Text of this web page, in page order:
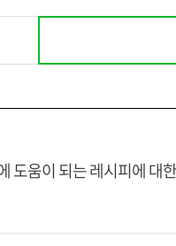
도움이 되는 레시피에 대